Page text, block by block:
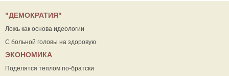
"ДЕМОКРАТИЯ"
Ложь как основа идеологии
С больной головы на здоровую
ЭКОНОМИКА
Поделятся теплом по-братски